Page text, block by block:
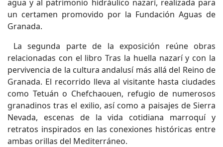
agua y al patrimonio hidráulico nazarí, realizada para
un certamen promovido por la Fundación Aguas de
Granada.
La segunda parte de la exposición reúne obras
relacionadas con el libro Tras la huella nazarí y con la
pervivencia de la cultura andalusí más allá del Reino de
Granada. El recorrido lleva al visitante hasta ciudades
como Tetuán o Chefchaouen, refugio de numerosos
granadinos tras el exilio, así como a paisajes de Sierra
Nevada, escenas de la vida cotidiana marroquí y
retratos inspirados en las conexiones históricas entre
ambas orillas del Mediterráneo.